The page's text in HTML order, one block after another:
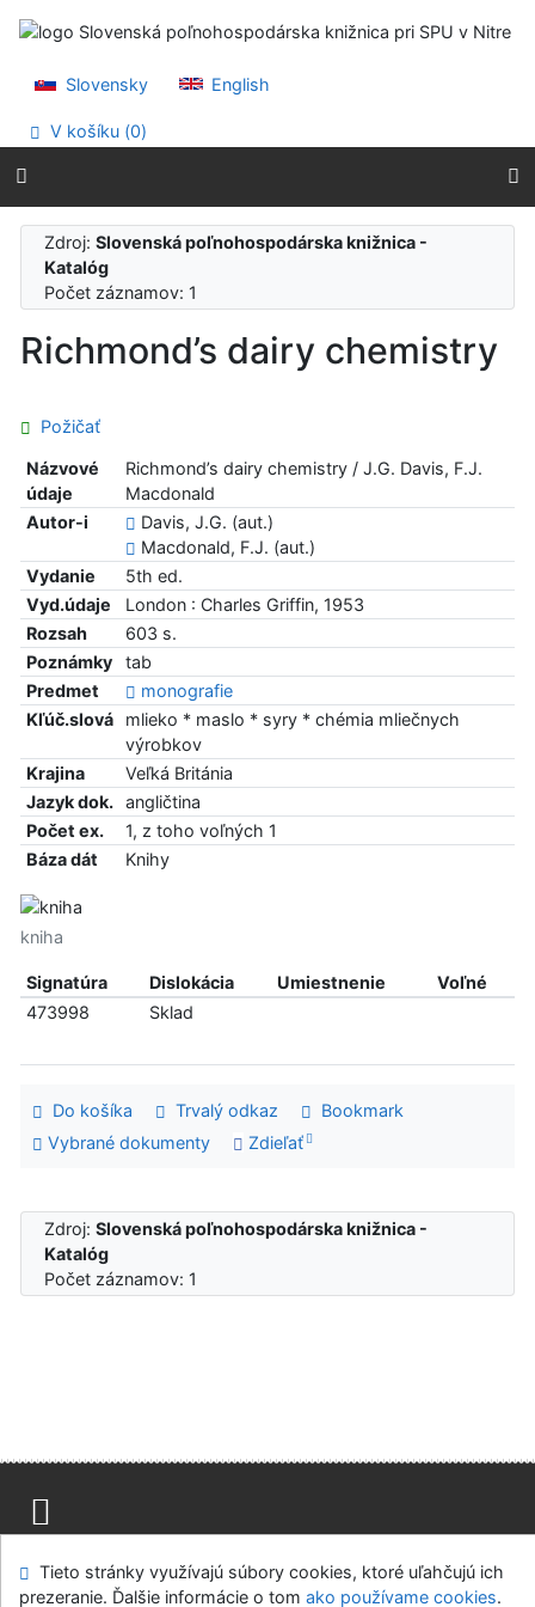
Prejsť na menu
Slovensky
English
V košíku (0)
Zdroj:Slovenská poľnohospodárska knižnica -
Katalóg
Počet záznamov: 1
Richmond’s dairy chemistry
Požičať
Názvové
údaje
Richmond’s dairy chemistry / J.G. Davis, F.J.
Macdonald
Autor-i
Davis, J.G. (aut.)
Macdonald, F.J. (aut.)
Vydanie
5th ed.
Vyd.údaje
London : Charles Griffin, 1953
Rozsah
603 s.
Poznámky
tab
Predmet
monografie
Kľúč.slová
mlieko * maslo * syry * chémia mliečnych
výrobkov
Krajina
Veľká Británia
Jazyk dok.
angličtina
Počet ex.
1, z toho voľných 1
Báza dát
Knihy
kniha
Signatúra Dislokácia Umiestnenie
Voľné
473998
Sklad
Do košíka Trvalý odkaz
Bookmark
Vybrané dokumenty
Zdieľať
Zdroj:Slovenská poľnohospodárska knižnica -
Katalóg
Počet záznamov: 1
Modul OpenSearch
Napíšte nám Nastavenie cookies
Tieto stránky využívajú súbory cookies, ktoré uľahčujú ich
prezeranie. Ďalšie informácie o tom ako používame cookies.